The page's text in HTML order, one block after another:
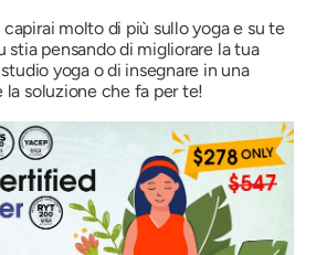
molto di più sullo yoga e su te
stia pensando di migliorare la tua
yoga o di insegnare in una
la soluzione che fa per te!